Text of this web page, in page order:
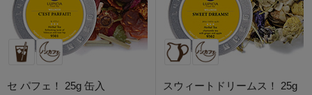
セ パフェ！ 25g 缶入
スウィートドリームス！ 25g